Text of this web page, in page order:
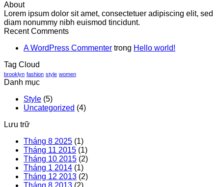
About
Lorem ipsum dolor sit amet, consectetuer adipiscing elit, sed
diam nonummy nibh euismod tincidunt.
Recent Comments
A WordPress Commenter trong Hello world!
Tag Cloud
brooklyn fashion style women
Danh mục
Style (5)
Uncategorized (4)
Lưu trữ
Tháng 8 2025 (1)
Tháng 11 2015 (1)
Tháng 10 2015 (2)
Tháng 1 2014 (1)
Tháng 12 2013 (2)
Tháng 8 2013 (2)